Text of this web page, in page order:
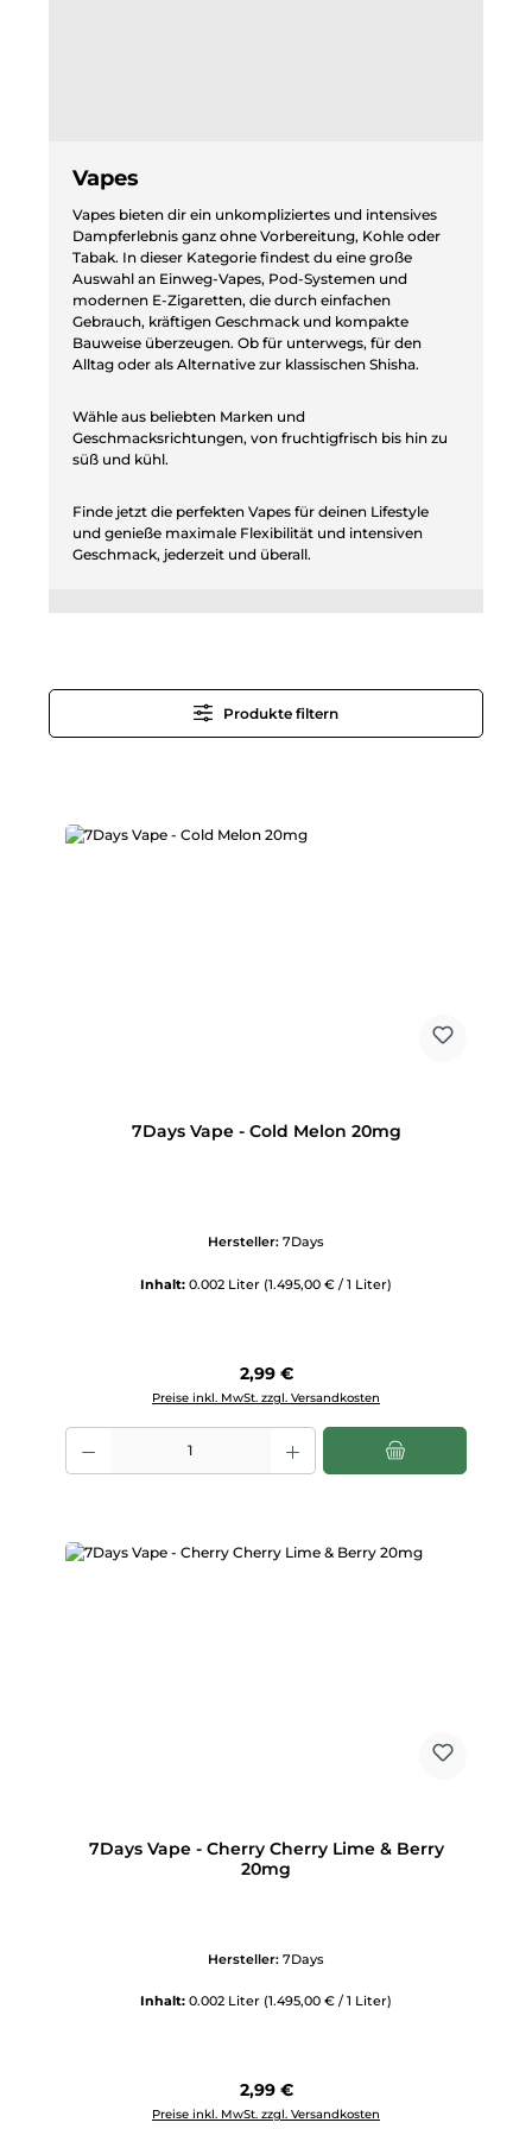
Vapes
Vapes bieten dir ein unkompliziertes und intensives
Dampferlebnis ganz ohne Vorbereitung, Kohle oder
Tabak. In dieser Kategorie findest du eine große
Auswahl an Einweg-Vapes, Pod-Systemen und
modernen E-Zigaretten, die durch einfachen
Gebrauch, kräftigen Geschmack und kompakte
Bauweise überzeugen. Ob für unterwegs, für den
Alltag oder als Alternative zur klassischen Shisha.
Wähle aus beliebten Marken und
Geschmacksrichtungen, von fruchtigfrisch bis hin zu
süß und kühl.
Finde jetzt die perfekten Vapes für deinen Lifestyle
und genieße maximale Flexibilität und intensiven
Geschmack, jederzeit und überall.
Produkte filtern
7Days Vape - Cold Melon 20mg
Hersteller: 7Days
Inhalt: 0.002 Liter (1.495,00 € / 1 Liter)
Regulärer Preis:
2,99 €
Preise inkl. MwSt. zzgl. Versandkosten
Produkt Anzahl: Gib den gewünschten Wert ein oder benutze die
7Days Vape - Cherry Cherry Lime & Berry
20mg
Hersteller: 7Days
Inhalt: 0.002 Liter (1.495,00 € / 1 Liter)
Regulärer Preis:
2,99 €
Preise inkl. MwSt. zzgl. Versandkosten